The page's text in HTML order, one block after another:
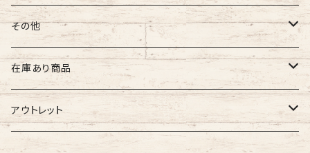
両面マークいり
オリジナル
両面バギーマーク
オリジナル
ぷちまる
バギーマークプチ ストラップ
オリジナル
ぷちまる
くるくるぷち
バギーマークミニ
バギーマークプチ
吸盤バギーマーク
バギーマークナノ
オリジナル
ネズミ
オリジナル
バギーマーク
バギーマークプチ
ステッカー
イニシャルチャーム
Mサイズ
Lサイズ
XLサイズ
XXLサイズ
Sサイズ
XXLサイズ
おしりナップケース 横型
バギーマーク
バギーマークレギュラーサイズ
バギーマークミニ
バギーマークナノ
おしりナップケース
縦型ストラップ
横型ストラップ
その他
イニシャルチャーム
その他
ネームホルダー
nanoまる
chibi
在庫あり商品
バギーマーク
ミニサイズ
アウトレット